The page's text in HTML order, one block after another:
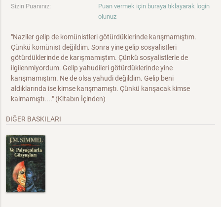
Sizin Puanınız:
Puan vermek için buraya tıklayarak login
olunuz
"Naziler gelip de komünistleri götürdüklerinde karışmamıştım.
Çünkü komünist değildim. Sonra yine gelip sosyalistleri
götürdüklerinde de karışmamıştım. Çünkü sosyalistlerle de
ilgilenmiyordum. Gelip yahudileri götürdüklerinde yine
karışmamıştım. Ne de olsa yahudi değildim. Gelip beni
aldıklarında ise kimse karışmamıştı. Çünkü karışacak kimse
kalmamıştı...." (Kitabın İçinden)
DIĞER BASKILARI